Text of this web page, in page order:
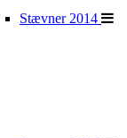
Stævner 2014